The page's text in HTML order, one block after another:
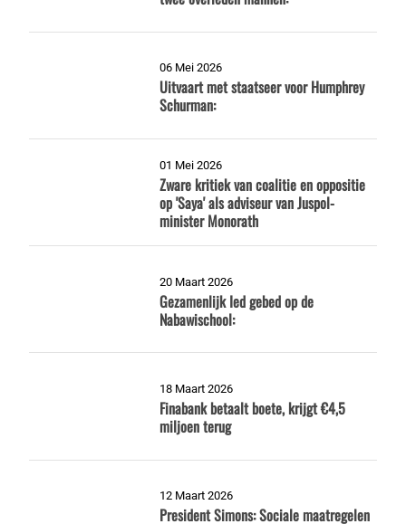
06 Mei 2026
Uitvaart met staatseer voor Humphrey
Schurman:
01 Mei 2026
Zware kritiek van coalitie en oppositie
op 'Saya' als adviseur van Juspol-
minister Monorath
20 Maart 2026
Gezamenlijk Ied gebed op de
Nabawischool:
18 Maart 2026
Finabank betaalt boete, krijgt €4,5
miljoen terug
12 Maart 2026
President Simons: Sociale maatregelen